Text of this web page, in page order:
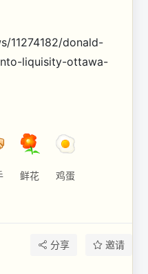
11274182/donald-
liquisity-ottawa-
鲜花 鸡蛋
分享 邀请